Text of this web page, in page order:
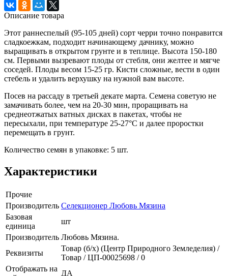
Описание товара
Этот раннеспелый (95-105 дней) сорт черри точно понравится
сладкоежкам, подходит начинающему дачнику, можно
выращивать в открытом грунте и в теплице. Высота 150-180
см. Первыми вызревают плоды от стебля, они желтее и мягче
соседей. Плоды весом 15-25 гр. Кисти сложные, вести в один
стебель и удалить верхушку на нужной вам высоте.
Посев на рассаду в третьей декате марта. Семена советую не
замачивать более, чем на 20-30 мин, проращивать на
среднеотжатых ватных дисках в пакетах, чтобы не
пересыхали, при температуре 25-27°С и далее проростки
перемещать в грунт.
Количество семян в упаковке: 5 шт.
Характеристики
Прочие
Производитель Селекционер Любовь Мязина
Базовая
единица
шт
Производитель Любовь Мязина.
Реквизиты
Товар (б/х) (Центр Природного Земледелия) /
Товар / ЦП-00025698 / 0
Отображать на
ДА